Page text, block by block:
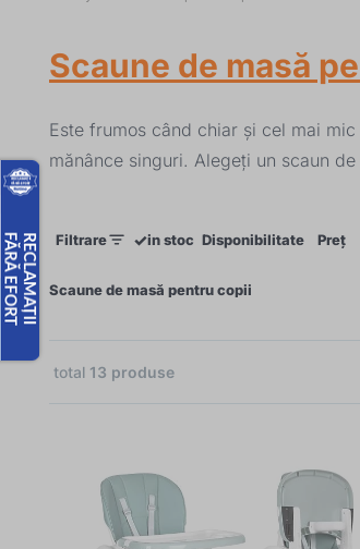
Scaune de masă
Este frumos când chiar și cel mai
mănânce singuri. Alegeți un scaun
Filtrare ✓in stoc Disponibilitate Preț
Scaune de masă pentru copii
total 13 produse